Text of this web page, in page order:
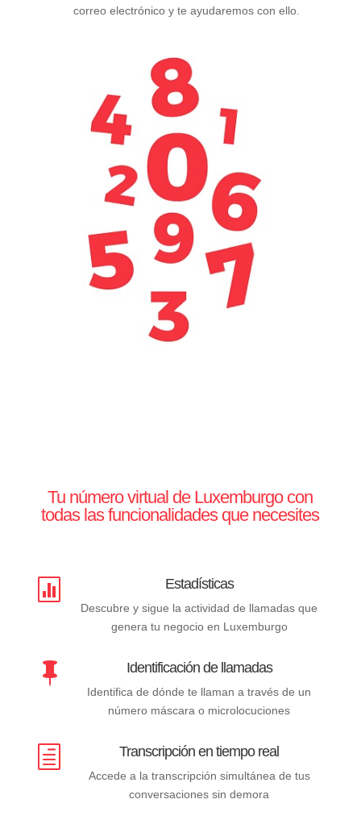
correo electrónico y te ayudaremos con ello.
Tu número virtual de Luxemburgo con
todas las funcionalidades que necesites
 Estadísticas
Descubre y sigue la actividad de llamadas que
genera tu negocio en Luxemburgo
 Identificación de llamadas
Identifica de dónde te llaman a través de un
número máscara o microlocuciones
h Transcripción en tiempo real
Accede a la transcripción simultánea de tus
conversaciones sin demora